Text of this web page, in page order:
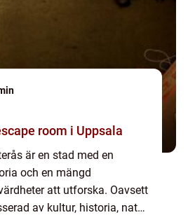
room i Uppsala
är en stad med en
och en mängd
att utforska. Oavsett
av kultur, historia, natur